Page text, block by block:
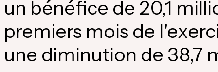
un bénéfice de 20,1
premiers mois de
une diminution de 38,7